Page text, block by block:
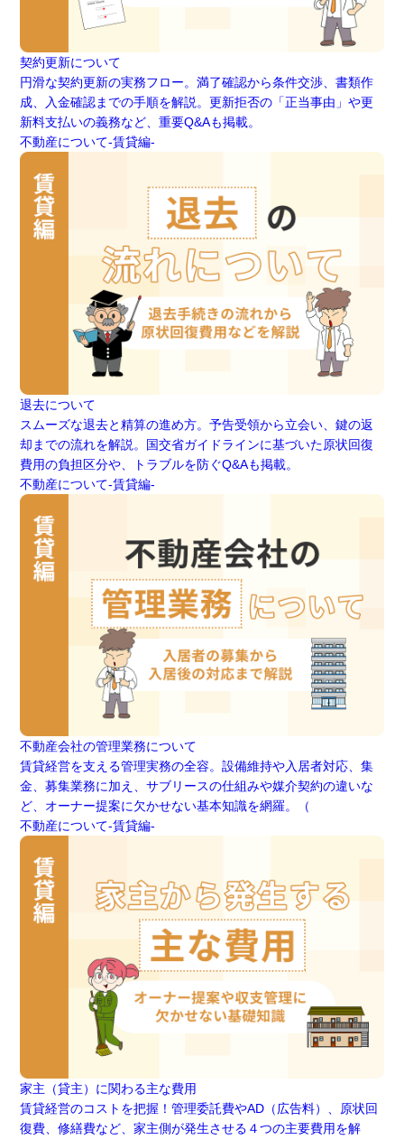
契約更新について
円滑な契約更新の実務フロー。満了確認から条件交渉、書類作
成、入金確認までの手順を解説。更新拒否の「正当事由」や更
新料支払いの義務など、重要Q&Aも掲載。
不動産について-賃貸編-
退去について
スムーズな退去と精算の進め方。予告受領から立会い、鍵の返
却までの流れを解説。国交省ガイドラインに基づいた原状回復
費用の負担区分や、トラブルを防ぐQ&Aも掲載。
不動産について-賃貸編-
不動産会社の管理業務について
賃貸経営を支える管理実務の全容。設備維持や入居者対応、集
金、募集業務に加え、サブリースの仕組みや媒介契約の違いな
ど、オーナー提案に欠かせない基本知識を網羅。（
不動産について-賃貸編-
家主（貸主）に関わる主な費用
賃貸経営のコストを把握！管理委託費やAD（広告料）、原状回
復費、修繕費など、家主側が発生させる４つの主要費用を解